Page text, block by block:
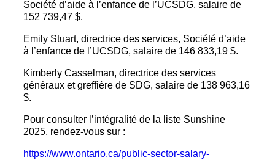
Société d’aide à l’enfance de l’UCSDG, salaire de
152 739,47 $.
Emily Stuart, directrice des services, Société d’aide
à l’enfance de l’UCSDG, salaire de 146 833,19 $.
Kimberly Casselman, directrice des services
généraux et greffière de SDG, salaire de 138 963,16
$.
Pour consulter l’intégralité de la liste Sunshine
2025, rendez-vous sur :
https://www.ontario.ca/public-sector-salary-